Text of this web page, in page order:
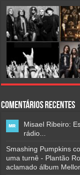
Comentários Recentes
Misael Ribeiro:
rádio...
Smashing Pumpkins
uma turnê - Plantão
aclamado álbum